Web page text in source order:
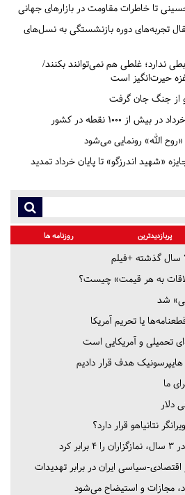
تا خاطرات مقاومت در بازارهای جهانی
تجربه‌های دوره بازنشستگی به نسل‌های
ندارد؛ غلطی هم‌ نمی‌توانند بکنند/
حیرت‌انگیز است
از جنگ جان گرفت
الله» رونمایی می‌شود
«شهید اندرزگو» تا پایان خرداد تمدید
پربازدیدترین روزنامه ها
ملاقات به هر قیمت» چیست؟
شد
یا تحریم‌ آمریکا
تحمیلی و آمریکایی است
هدف قرار دادیم
ما
دلار
نتانیاهو قرار دارد؟
اقتصادی-سیاسی ایران در برابر تهدیدات
مجازات و استیضاح می‌شود